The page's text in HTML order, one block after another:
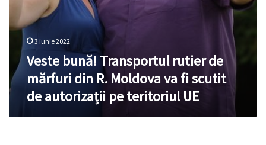
autorizații
pe
teritoriul3 iunie 2022
Veste bună! Transportul rutier de
mărfuri din R. Moldova va fi scutit
de autorizații pe teritoriul UE